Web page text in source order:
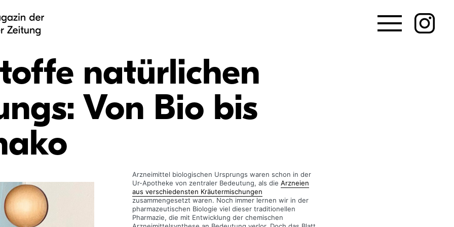
natürlichen
Von Bio bis
Arzneimittel biologischen Ursprungs waren schon in der
Ur-Apotheke von zentraler Bedeutung, als die Arzneien
aus verschiedensten Kräutermischungen
zusammengesetzt waren. Noch immer lernen wir in der
pharmazeutischen Biologie viel dieser traditionellen
Pharmazie, die mit Entwicklung der chemischen